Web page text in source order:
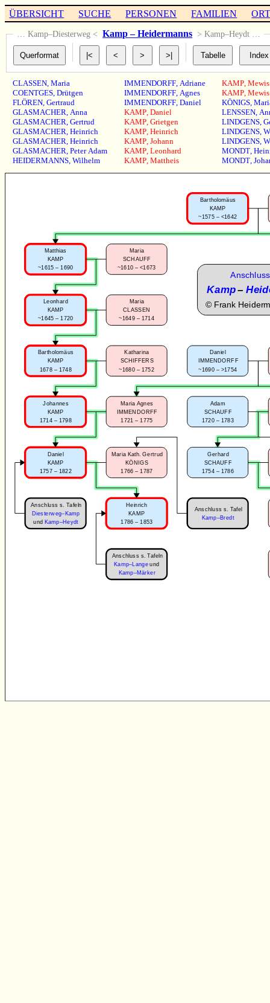
ÜBERSICHT SUCHE PERSONEN FAMILIEN
… Kamp–Diesterweg < Kamp – Heidermanns > Kamp–Heydt …
CLASSEN,Maria
COENTGES,Drütgen
FLÖREN,Gertraud
GLASMACHER,Anna
GLASMACHER,Gertrud
GLASMACHER,Heinrich
GLASMACHER,Heinrich
GLASMACHER,Peter Adam
HEIDERMANNS,Wilhelm
IMMENDORFF, Adriane
IMMENDORFF, Agnes
IMMENDORFF, Daniel
KAMP, Daniel
KAMP, Grietgen
KAMP, Heinrich
KAMP, Johann
KAMP, Leonhard
KAMP, Mattheis
KAMP, Mewis
KAMP, Mewis
KÖNIGS,
LENSSEN,
LINDGENS,
LINDGENS,
LINDGENS,
MONDT,
MONDT,
Heinrich
KAMP
1786 – 1853
Daniel
KAMP
1757 – 1822
Maria Kath. Gertrud
KÖNIGS
1766 – 1787
Johannes
KAMP
1714 – 1798
Maria Agnes
IMMENDORFF
1721 – 1775
Daniel
IMMENDORFF
~1690 – >1754
Adam
SCHAUFF
1720 – 1783
Gerhard
SCHAUFF
1754 – 1786
Bartholomäus
KAMP
1678 – 1748
Katharina
SCHIFFERS
~1680 – 1752
Leonhard
KAMP
~1645 – 1720
Maria
CLASSEN
~1649 – 1714
Matthias
KAMP
~1615 – 1690
Maria
SCHAUFF
~1610 – <1673
Bartholomäus
KAMP
~1575 – <1642
Anschluss s. Tafeln
Diesterweg–Kamp
undKamp–Heydt
Anschluss s. Tafeln
Kamp–Langeund
Kamp–Märker
Anschluss s. Tafel
Kamp–Bredt
Kamp–
© Frank